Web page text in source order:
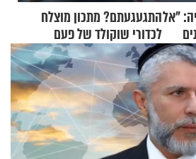
"אלהתגעגעתם? מתכון מוצלח
לכדורי שוקולד של פעם